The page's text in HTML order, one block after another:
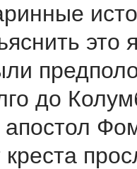
это
до
креста